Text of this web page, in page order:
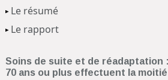
Le résumé
Le rapport
Soins de suite et de réadaptation
70 ans ou plus effectuent la